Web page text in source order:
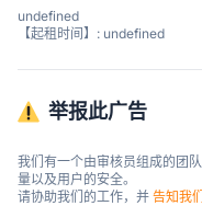
undefined
【起租时间】: undefined
举报此广告
我们有一个由审核员组成的团
量以及用户的安全。
请协助我们的工作，并 告知我们